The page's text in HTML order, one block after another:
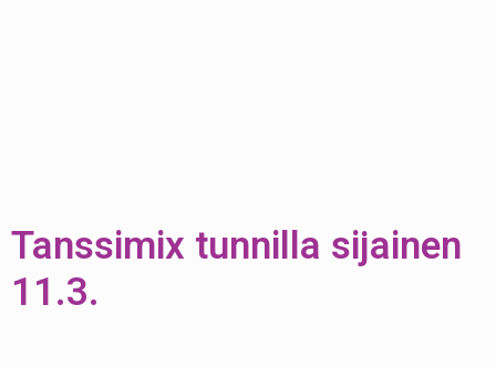
Tanssimix tunnilla sijainen
11.3.